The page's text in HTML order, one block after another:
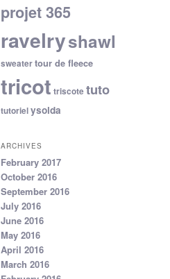
projet 365
ravelryshawl
sweatertour de fleece
tricot triscote tuto
tutorielysolda
ARCHIVES
February 2017
October 2016
September 2016
July 2016
June 2016
May 2016
April 2016
March 2016